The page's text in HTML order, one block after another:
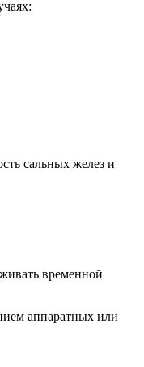
сальных желез и
временной
аппаратных или